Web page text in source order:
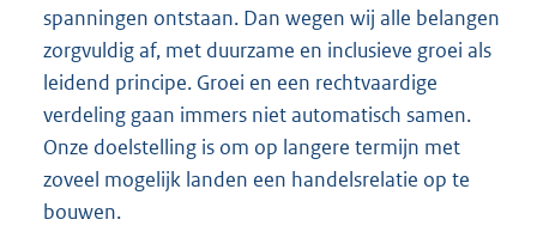
spanningen ontstaan. Dan wegen wij alle belangen
zorgvuldig af, met duurzame en inclusieve groei als
leidend principe. Groei en een rechtvaardige
verdeling gaan immers niet automatisch samen.
Onze doelstelling is om op langere termijn met
zoveel mogelijk landen een handelsrelatie op te
bouwen.